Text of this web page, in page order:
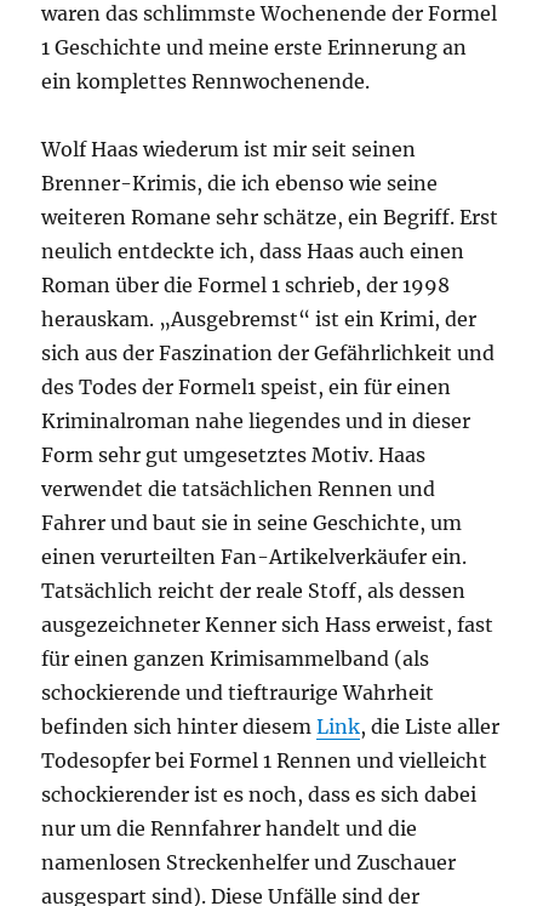
waren das schlimmste Wochenende der Formel
1 Geschichte und meine erste Erinnerung an
ein komplettes Rennwochenende.
Wolf Haas wiederum ist mir seit seinen
Brenner-Krimis, die ich ebenso wie seine
weiteren Romane sehr schätze, ein Begriff. Erst
neulich entdeckte ich, dass Haas auch einen
Roman über die Formel 1 schrieb, der 1998
herauskam. „Ausgebremst“ ist ein Krimi, der
sich aus der Faszination der Gefährlichkeit und
des Todes der Formel1 speist, ein für einen
Kriminalroman nahe liegendes und in dieser
Form sehr gut umgesetztes Motiv. Haas
verwendet die tatsächlichen Rennen und
Fahrer und baut sie in seine Geschichte, um
einen verurteilten Fan-Artikelverkäufer ein.
Tatsächlich reicht der reale Stoff, als dessen
ausgezeichneter Kenner sich Hass erweist, fast
für einen ganzen Krimisammelband (als
schockierende und tieftraurige Wahrheit
befinden sich hinter diesemLink, die Liste aller
Todesopfer bei Formel 1 Rennen und vielleicht
schockierender ist es noch, dass es sich dabei
nur um die Rennfahrer handelt und die
namenlosen Streckenhelfer und Zuschauer
ausgespart sind). Diese Unfälle sind der